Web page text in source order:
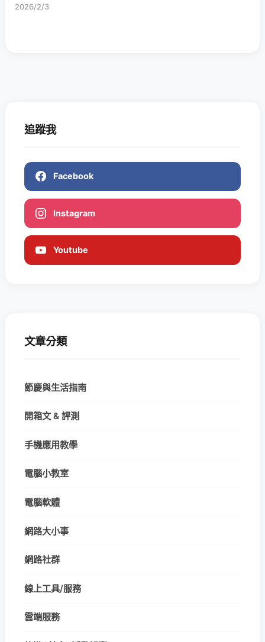
2026/2/3
追蹤我
Facebook
Instagram
Youtube
文章分類
節慶與生活指南
開箱文 & 評測
手機應用教學
電腦小教室
電腦軟體
網路大小事
網路社群
線上工具/服務
雲端服務